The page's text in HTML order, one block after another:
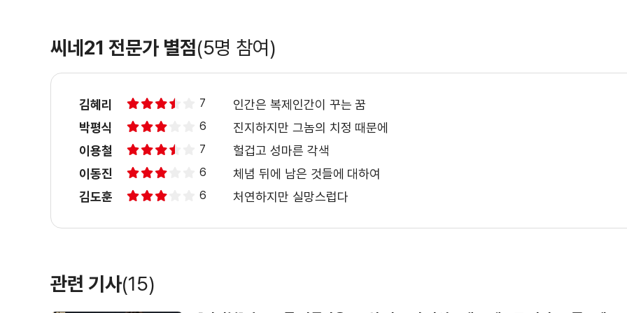
씨네21 전문가 별점(5명 참여)
김혜리 7
인간은 복제인간이 꾸는 꿈
박평식
6
진지하지만 그놈의 치정 때문에
이용철
7
헐겁고 성마른 각색
이동진
6
체념 뒤에 남은 것들에 대하여
김도훈
6 처연하지만 실망스럽다
관련 기사(15)